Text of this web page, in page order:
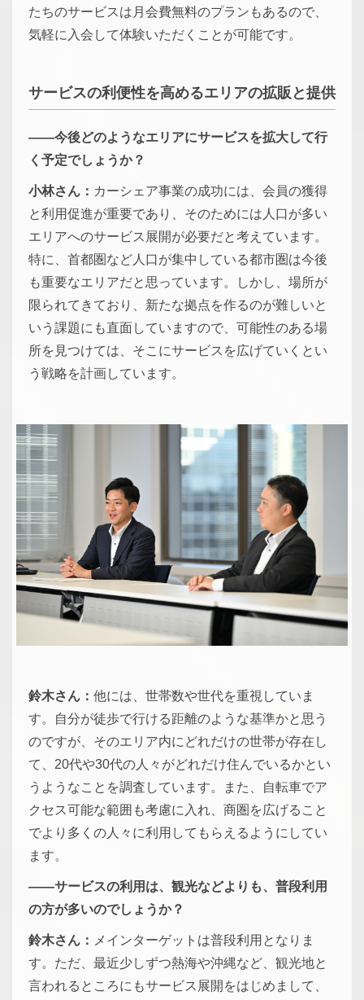
たちのサービスは月会費無料のプランもあるので、
気軽に入会して体験いただくことが可能です。
サービスの利便性を高めるエリアの拡販と提供
――今後どのようなエリアにサービスを拡大して行
く予定でしょうか？
小林さん： カーシェア事業の成功には、会員の獲得
と利用促進が重要であり、そのためには人口が多い
エリアへのサービス展開が必要だと考えています。
特に、首都圏など人口が集中している都市圏は今後
も重要なエリアだと思っています。しかし、場所が
限られてきており、新たな拠点を作るのが難しいと
いう課題にも直面していますので、可能性のある場
所を見つけては、そこにサービスを広げていくとい
う戦略を計画しています。
鈴木さん： 他には、世帯数や世代を重視していま
す。自分が徒歩で行ける距離のような基準かと思う
のですが、そのエリア内にどれだけの世帯が存在し
て、20代や30代の人々がどれだけ住んでいるかとい
うようなことを調査しています。また、自転車でア
クセス可能な範囲も考慮に入れ、商圏を広げること
でより多くの人々に利用してもらえるようにしてい
ます。
――サービスの利用は、観光などよりも、普段利用
の方が多いのでしょうか？
鈴木さん： メインターゲットは普段利用となりま
す。ただ、最近少しずつ熱海や沖縄など、観光地と
言われるところにもサービス展開をはじめまして、